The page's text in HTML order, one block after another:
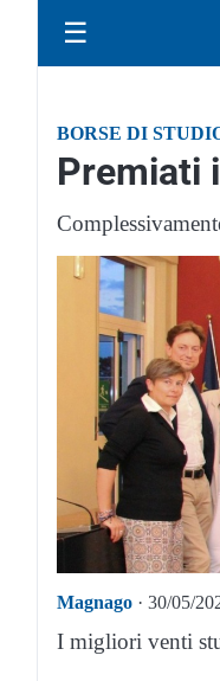
☰
BORSE DI
Premiati
Magnago · 30/05/
I migliori venti